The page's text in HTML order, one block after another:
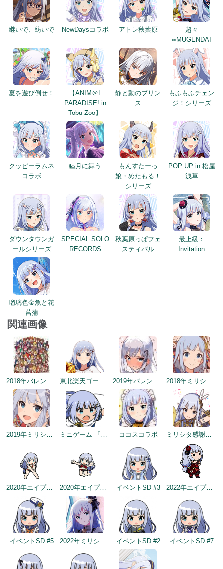
継いで、紡いで NewDaysコラボ アトレ秋葉原
超々
∞MUGENDAI
夏を遊び倒せ！
【ANIM＠L
PARADISE! in
Tobu Zoo】
静と動のプリン
ス
もふもふチェン
ジ！シリーズ
クッピーラムネ
コラボ
睦月に舞う
もんすたーっ
娘・めたもる！
シリーズ
POP UP in 松屋
浅草
ダウンタウンガ
ールシリーズ
SPECIAL SOLO
RECORDS
秋葉原っぱフェ
スティバル
最上級：
Invitation
瑠璃色金魚と花
菖蒲
関連画像
2018年バレンタインデー公式ツイート 東北楽天ゴールデンイーグルスコラボトップ絵 2019年バレンタイントップ画面 2018年ミリシタ感謝祭
2019年ミリシタ2周年カウントダウン（3日前） ミニゲーム 「アイドルヒーローズ ジェネシス」編 ココスコラボ ミリシタ感謝祭2019～2020
2020年エイプリルフールネタ 2020年エイプリルフールネタ イベントSD #3 2022年エイプリルフールネタ
イベントSD #5 2022年ミリシタ5周年トップ画面 イベントSD #2 イベントSD #7